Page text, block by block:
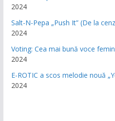
2024
Salt-N-Pepa „Push It” (De la
2024
Voting: Cea mai bună voce
2024
E-ROTIC a scos melodie nouă
2024